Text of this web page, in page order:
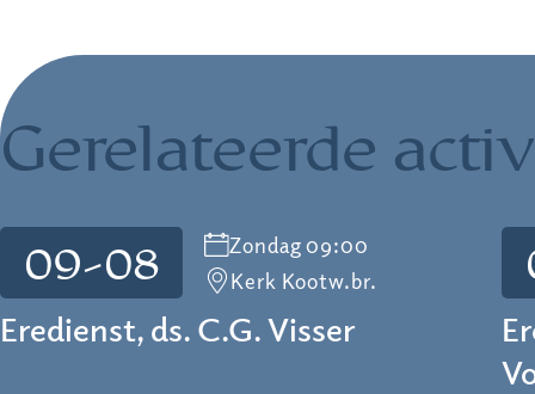
Gerelateerde
09-08
Zondag 09:00
Kerk Kootw.br.
Eredienst, ds. C.G. Visser